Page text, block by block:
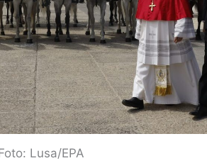
Lusa/EPA